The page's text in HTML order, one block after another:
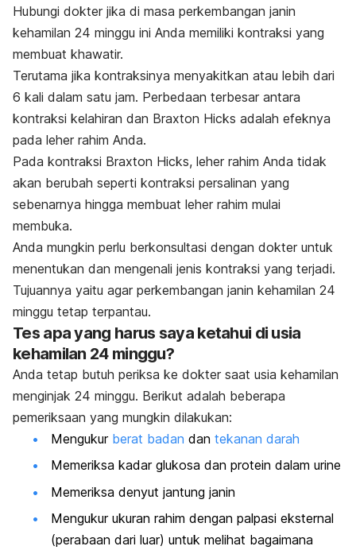
Hubungi dokter jika di masa perkembangan janin
kehamilan 24 minggu ini Anda memiliki kontraksi yang
membuat khawatir.
Terutama jika kontraksinya menyakitkan atau lebih dari
6 kali dalam satu jam. Perbedaan terbesar antara
kontraksi kelahiran dan Braxton Hicks adalah efeknya
pada leher rahim Anda.
Pada kontraksi Braxton Hicks, leher rahim Anda tidak
akan berubah seperti kontraksi persalinan yang
sebenarnya hingga membuat leher rahim mulai
membuka.
Anda mungkin perlu berkonsultasi dengan dokter untuk
menentukan dan mengenali jenis kontraksi yang terjadi.
Tujuannya yaitu agar perkembangan janin kehamilan 24
minggu tetap terpantau.
Tes apa yang harus saya ketahui di usia
kehamilan 24 minggu?
Anda tetap butuh periksa ke dokter saat usia kehamilan
menginjak 24 minggu. Berikut adalah beberapa
pemeriksaan yang mungkin dilakukan:
Mengukur berat badan dan tekanan darah
Memeriksa kadar glukosa dan protein dalam urine
Memeriksa denyut jantung janin
Mengukur ukuran rahim dengan palpasi eksternal
(perabaan dari luar) untuk melihat bagaimana